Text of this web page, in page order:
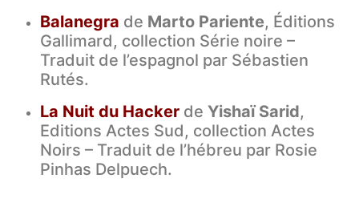
Balanegra de Marto Pariente, Éditions
Gallimard, collection Série noire –
Traduit de l’espagnol par Sébastien
Rutés.
La Nuit du Hacker de Yishaï Sarid,
Editions Actes Sud, collection Actes
Noirs – Traduit de l’hébreu par Rosie
Pinhas Delpuech.